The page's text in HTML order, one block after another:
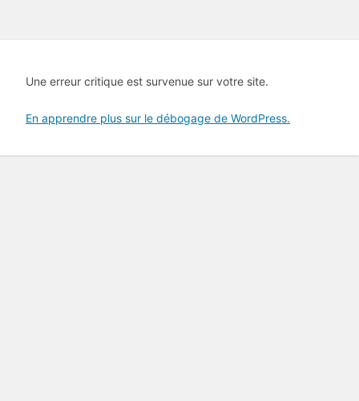
Une erreur critique est survenue sur votre site.
En apprendre plus sur le débogage de WordPress.